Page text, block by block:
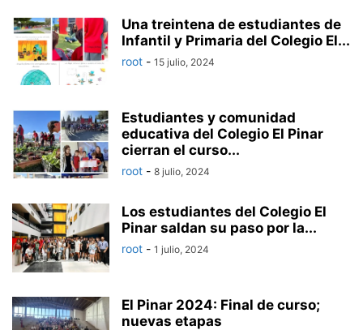
Una treintena de estudiantes de
Infantil y Primaria del Colegio El...
root - 15 julio, 2024
Estudiantes y comunidad
educativa del Colegio El Pinar
cierran el curso...
root - 8 julio, 2024
Los estudiantes del Colegio El
Pinar saldan su paso por la...
root - 1 julio, 2024
El Pinar 2024: Final de curso;
nuevas etapas